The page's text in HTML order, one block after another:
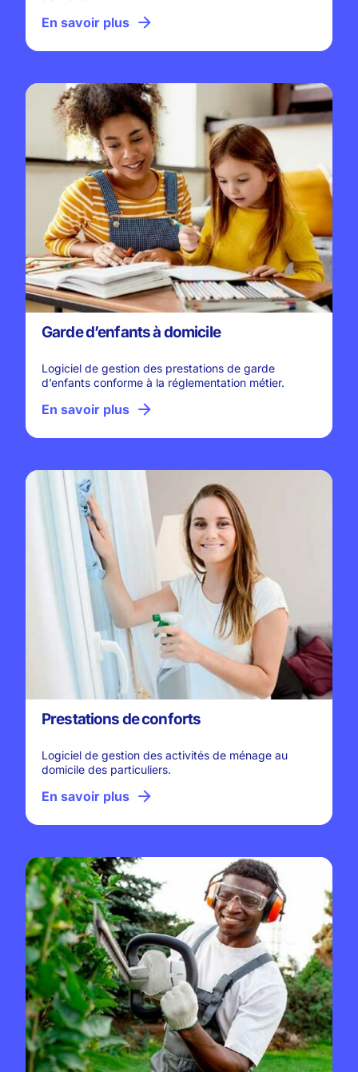
En savoir plus
Garde d’enfants à domicile
Logiciel de gestion des prestations de garde
d’enfants conforme à la réglementation métier.
En savoir plus
Prestations de conforts
Logiciel de gestion des activités de ménage au
domicile des particuliers.
En savoir plus